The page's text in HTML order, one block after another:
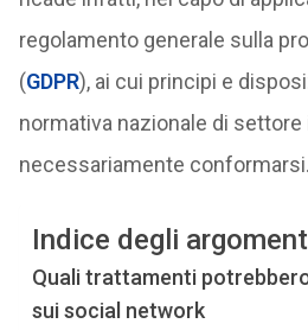
regolamento generale sulla
(GDPR), ai cui principi e
normativa nazionale di
necessariamente conformarsi.
Indice degli
Quali trattamenti
sui social network